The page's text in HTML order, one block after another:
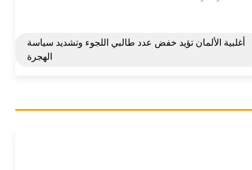
أغلبية الألمان تؤيد خفض عدد طالبي اللجوء وتشديد سياسة
الهجرة